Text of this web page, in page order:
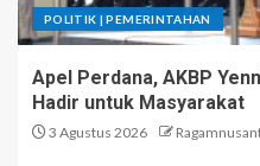
POLITIK | PEMERINTAHAN
Apel Perdana, AKBP
Hadir untuk Masyarakat
3 Agustus 2026